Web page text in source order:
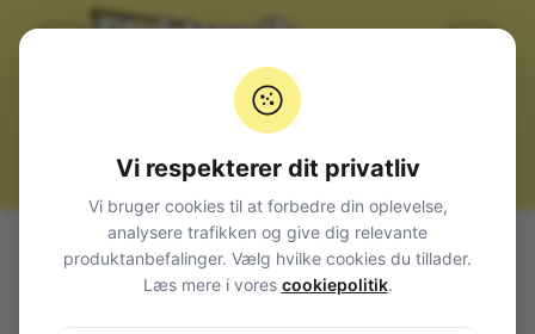
Alle produkter Komponenter
Sortimenter
Lednings-sortiment, 9 farver, 90m, 0,14mm2, blød
Vi respekterer dit privatliv
Vi bruger cookies til at forbedre din oplevelse,
analysere trafikken og give dig relevante
produktanbefalinger. Vælg hvilke cookies du tillader.
Læs mere i vores cookiepolitik.